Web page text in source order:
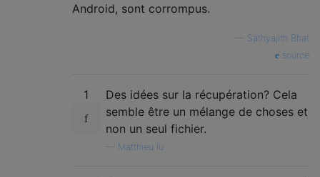
Android, sont corrompus.
Sathyajith Bhat
source
1
Des idées sur la récupération? Cela
semble être un mélange de choses et
non un seul fichier.
Matthieu lu